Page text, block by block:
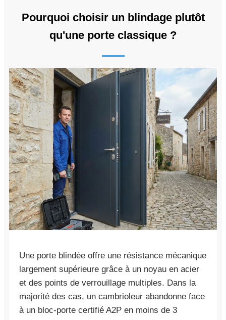
Pourquoi choisir un blindage plutôt
qu'une porte classique ?
Une porte blindée offre une résistance mécanique
largement supérieure grâce à un noyau en acier
et des points de verrouillage multiples. Dans la
majorité des cas, un cambrioleur abandonne face
à un bloc-porte certifié A2P en moins de 3